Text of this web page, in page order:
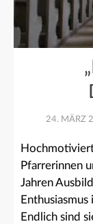
24. MÄRZ
Pfarrerinnen
Jahren
Endlich sind